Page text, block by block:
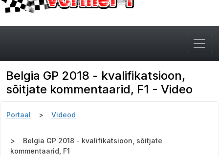
Belgia GP 2018 - kvalifikatsioon,
sõitjate kommentaarid, F1 - Video
Portaal Videod
Belgia GP 2018 - kvalifikatsioon, sõitjate
kommentaarid, F1